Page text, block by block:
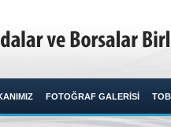
FOTOĞRAF GALERİSİ